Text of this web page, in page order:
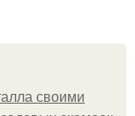
своими